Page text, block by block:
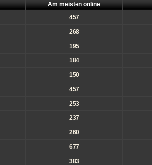
Am meisten online
457
268
195
184
150
457
253
237
260
677
383